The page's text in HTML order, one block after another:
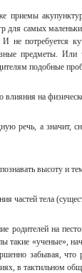
приемы
для самых
И не потребуется
предметы.
подобные
на
речь, а значит,
высоту и
частей тела
родителей на
«ученые»,
забывая,
в тактильном